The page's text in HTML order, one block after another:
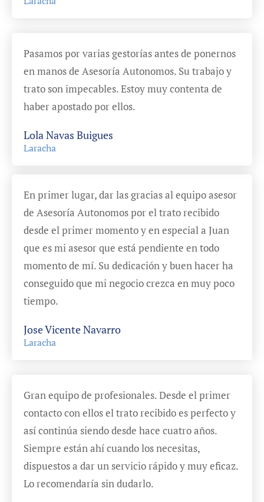
Pasamos por varias gestorías antes de ponernos
en manos de Asesoría Autonomos. Su trabajo y
trato son impecables. Estoy muy contenta de
haber apostado por ellos.
Lola Navas Buigues
Laracha
En primer lugar, dar las gracias al equipo asesor
de Asesoría Autonomos por el trato recibido
desde el primer momento y en especial a Juan
que es mi asesor que está pendiente en todo
momento de mí. Su dedicación y buen hacer ha
conseguido que mi negocio crezca en muy poco
tiempo.
Jose Vicente Navarro
Laracha
Gran equipo de profesionales. Desde el primer
contacto con ellos el trato recibido es perfecto y
así continúa siendo desde hace cuatro años.
Siempre están ahí cuando los necesitas,
dispuestos a dar un servicio rápido y muy eficaz.
Lo recomendaría sin dudarlo.